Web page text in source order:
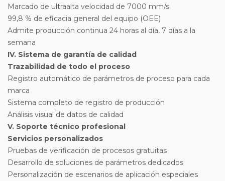
Marcado de ultraalta velocidad de 7000 mm/s
99,8 % de eficacia general del equipo (OEE)
Admite producción continua 24 horas al día, 7 días a la
semana
IV. Sistema de garantía de calidad
Trazabilidad de todo el proceso
Registro automático de parámetros de proceso para cada
marca
Sistema completo de registro de producción
Análisis visual de datos de calidad
V. Soporte técnico profesional
Servicios personalizados
Pruebas de verificación de procesos gratuitas
Desarrollo de soluciones de parámetros dedicados
Personalización de escenarios de aplicación especiales